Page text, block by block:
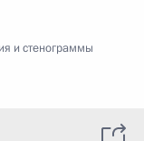
и стенограммы